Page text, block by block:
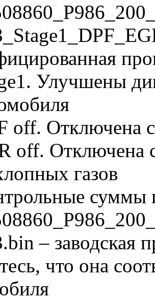
Улучшены
off. Отключена
off. Отключена
газов
суммы
– заводская
что она